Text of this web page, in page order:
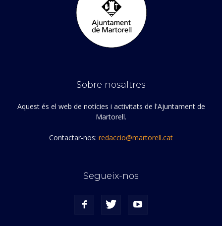
Sobre nosaltres
Aquest és el web de notícies i activitats de l'Ajuntament de
Martorell.
Contactar-nos: redaccio@martorell.cat
Segueix-nos